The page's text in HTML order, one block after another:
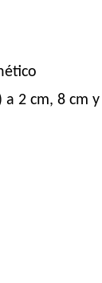
2 cm, 8 cm y